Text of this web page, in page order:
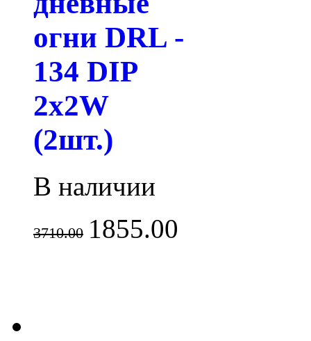
огни DRL -
134 DIP
2x2W
(2шт.)
В наличии
3710.00 1855.00